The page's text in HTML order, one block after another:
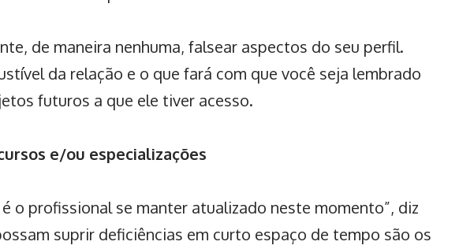
de maneira nenhuma, falsear aspectos do seu perfil.
da relação e o que fará com que você seja lembrado
futuros a que ele tiver acesso.
e/ou especializações
o profissional se manter atualizado neste momento”, diz
suprir deficiências em curto espaço de tempo são os